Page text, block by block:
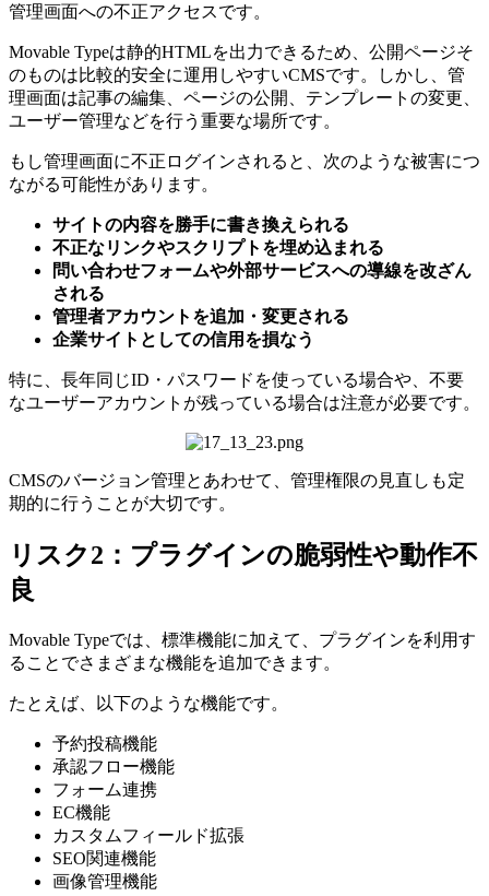
管理画面への不正アクセスです。
Movable Typeは静的HTMLを出力できるため、公開ページそ
のものは比較的安全に運用しやすいCMSです。しかし、管
理画面は記事の編集、ページの公開、テンプレートの変更、
ユーザー管理などを行う重要な場所です。
もし管理画面に不正ログインされると、次のような被害につ
ながる可能性があります。
サイトの内容を勝手に書き換えられる
不正なリンクやスクリプトを埋め込まれる
問い合わせフォームや外部サービスへの導線を改ざん
される
管理者アカウントを追加・変更される
企業サイトとしての信用を損なう
特に、長年同じID・パスワードを使っている場合や、不要
なユーザーアカウントが残っている場合は注意が必要です。
CMSのバージョン管理とあわせて、管理権限の見直しも定
期的に行うことが大切です。
リスク2：プラグインの脆弱性や動作不
良
Movable Typeでは、標準機能に加えて、プラグインを利用す
ることでさまざまな機能を追加できます。
たとえば、以下のような機能です。
予約投稿機能
承認フロー機能
フォーム連携
EC機能
カスタムフィールド拡張
SEO関連機能
画像管理機能